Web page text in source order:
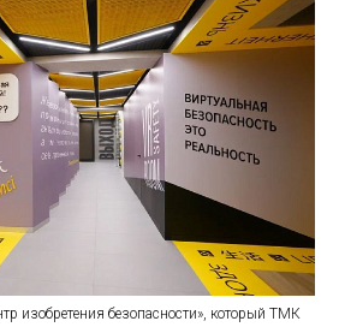
изобретения безопасности», который ТМК